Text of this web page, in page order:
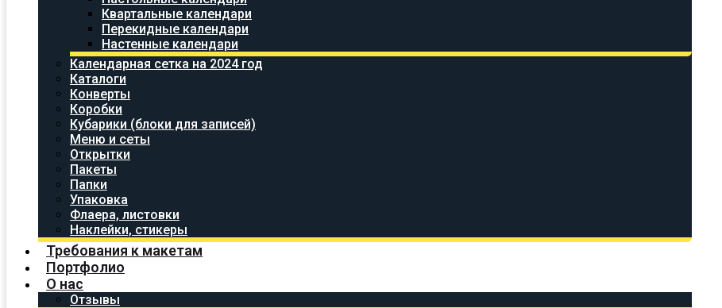
Квартальные календари
Перекидные календари
Настенные календари
Календарная сетка на 2024 год
Каталоги
Конверты
Коробки
Кубарики (блоки для записей)
Меню и сеты
Открытки
Пакеты
Папки
Упаковка
Флаера, листовки
Наклейки, стикеры
Требования к макетам
Портфолио
О нас
Отзывы